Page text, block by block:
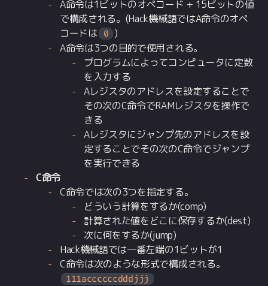
A命令は1ビットのオペコード + 15ビットの値
で構成される。(Hack機械語ではA命令のオペ
コードは 0 )
A命令は3つの目的で使用される。
プログラムによってコンピュータに定数
を入力する
Aレジスタのアドレスを設定することで
その次のC命令でRAMレジスタを操作で
きる
Aレジスタにジャンプ先のアドレスを設
定することでその次のC命令でジャンプ
を実行できる
C命令
C命令では次の3つを指定する。
どういう計算をするか(comp)
計算された値をどこに保存するか(dest)
次に何をするか(jump)
Hack機械語では一番左端の1ビットが1
C命令は次のような形式で構成される。
111accccccdddjjj